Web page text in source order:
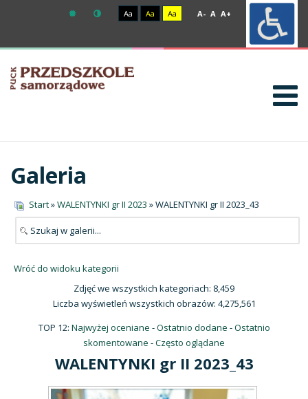
Aa Aa Aa A- A A+
Galeria
Start»WALENTYNKI gr II 2023 » WALENTYNKI gr II 2023_43
Wróć do widoku kategorii
Zdjęć we wszystkich kategoriach: 8,459
Liczba wyświetleń wszystkich obrazów: 4,275,561
TOP 12: Najwyżej oceniane -Ostatnio dodane -Ostatnio
skomentowane -Często oglądane
WALENTYNKI gr II 2023_43